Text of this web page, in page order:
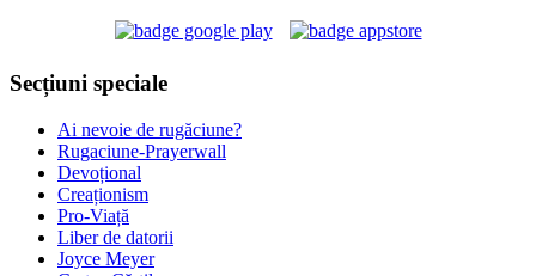
Secțiuni speciale
Ai nevoie de rugăciune?
Rugaciune-Prayerwall
Devoțional
Creaționism
Pro-Viață
Liber de datorii
Joyce Meyer